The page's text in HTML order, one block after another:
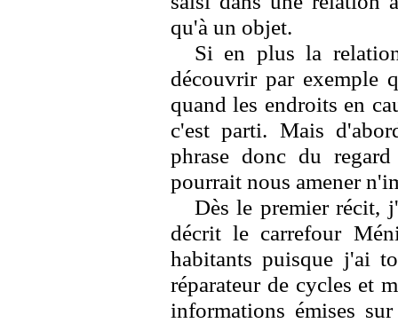
qu'à un objet.
Si en plus la
découvrir par exemple
quand les endroits en
c'est parti. Mais
phrase donc du
pourrait nous amener
Dès le premier récit,
décrit le carrefour
habitants puisque j'ai
réparateur de cycles et
informations émises